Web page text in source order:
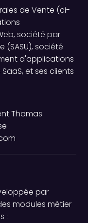
de Vente (ci-
société par
(SASU), société
d'applications
et ses clients
Thomas
par
modules métier
: